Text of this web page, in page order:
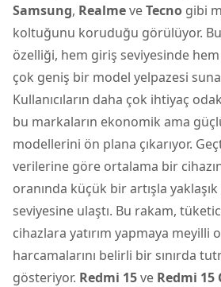
Samsung, RealmeveTecno gibi
koltuğunu koruduğu görülüyor.
özelliği, hem giriş seviyesinde
çok geniş bir model yelpazesi
Kullanıcıların daha çok ihtiyaç
bu markaların ekonomik ama
modellerini ön plana çıkarıyor.
verilerine göre ortalama bir cihazın
oranında küçük bir artışla yaklaşık
seviyesine ulaştı. Bu rakam,
cihazlara yatırım yapmaya meyilli
harcamalarını belirli bir sınırda
gösteriyor. Redmi 15ve Redmi 15